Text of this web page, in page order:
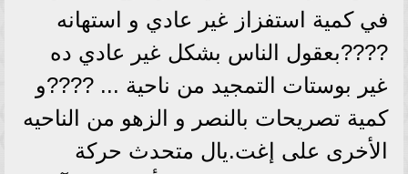
في كمية استفزاز غير عادي و استهانه
????بعقول الناس بشكل غير عادي ده
غير بوستات التمجيد من ناحية ... ????و
كمية تصريحات بالنصر و الزهو من الناحيه
الأخرى على إغت.يال متحدث حركة